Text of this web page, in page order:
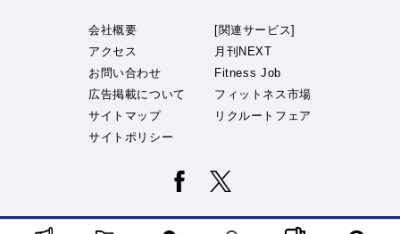
会社概要
アクセス
お問い合わせ
広告掲載について
サイトマップ
サイトポリシー
[関連サービス]
月刊NEXT
Fitness Job
フィットネス市場
リクルートフェア
© 2015-2026 Club Business Japan.